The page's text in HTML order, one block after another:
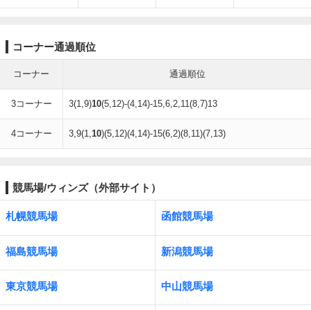
コーナー通過順位
コーナー 通過順位
3コーナー 3(1,9)10(5,12)-(4,14)-15,6,2,11(8,7)13
4コーナー 3,9(1,10)(5,12)(4,14)-15(6,2)(8,11)(7,13)
競馬場/ウィンズ（外部サイト）
札幌競馬場 函館競馬場
福島競馬場 新潟競馬場
東京競馬場 中山競馬場